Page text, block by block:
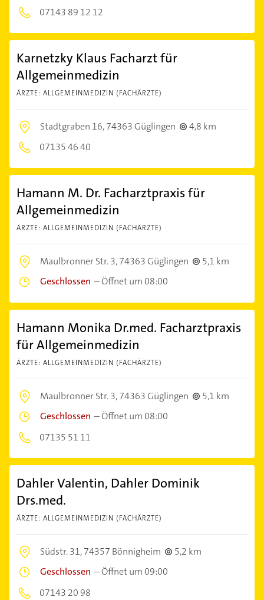
07143 89 12 12
Karnetzky Klaus Facharzt für
Allgemeinmedizin
ÄRZTE: ALLGEMEINMEDIZIN (FACHÄRZTE)
Stadtgraben 16,74363 Güglingen
4,8 km
07135 46 40
Hamann M. Dr. Facharztpraxis für
Allgemeinmedizin
ÄRZTE: ALLGEMEINMEDIZIN (FACHÄRZTE)
Maulbronner Str. 3,74363 Güglingen
5,1 km
Geschlossen –Öffnet um 08:00
Hamann Monika Dr.med. Facharztpraxis
für Allgemeinmedizin
ÄRZTE: ALLGEMEINMEDIZIN (FACHÄRZTE)
Maulbronner Str. 3,74363 Güglingen
5,1 km
Geschlossen –Öffnet um 08:00
07135 51 11
Dahler Valentin, Dahler Dominik
Drs.med.
ÄRZTE: ALLGEMEINMEDIZIN (FACHÄRZTE)
Südstr. 31,74357 Bönnigheim
5,2 km
Geschlossen –Öffnet um 09:00
07143 20 98